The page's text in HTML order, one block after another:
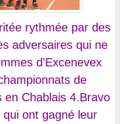
rythmée par des
adversaires qui ne
d'Excenevex
de
en Chablais 4.Bravo
ont gagné leur